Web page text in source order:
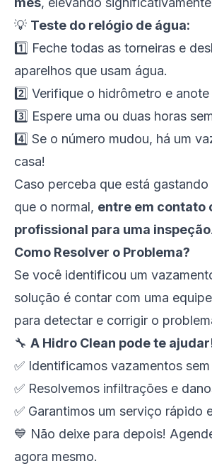
💡 Teste do relógio de água:
1️⃣ Feche todas as torneiras e
aparelhos que usam água.
2️⃣ Verifique o hidrômetro e
3️⃣ Espere uma ou duas horas
4️⃣ Se o número mudou, há um
casa!
Caso perceba que está gastando
que o normal, entre em contato
profissional para uma inspeção.
Como Resolver o Problema?
Se você identificou um
solução é contar com uma
para detectar e corrigir o
🔧 A Hidro Clean pode te
✅ Identificamos vazamentos
✅ Resolvemos infiltrações e
✅ Garantimos um serviço rápido
💙 Não deixe para depois!
agora mesmo.